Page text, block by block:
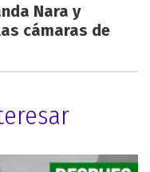
Nara y
cámaras de